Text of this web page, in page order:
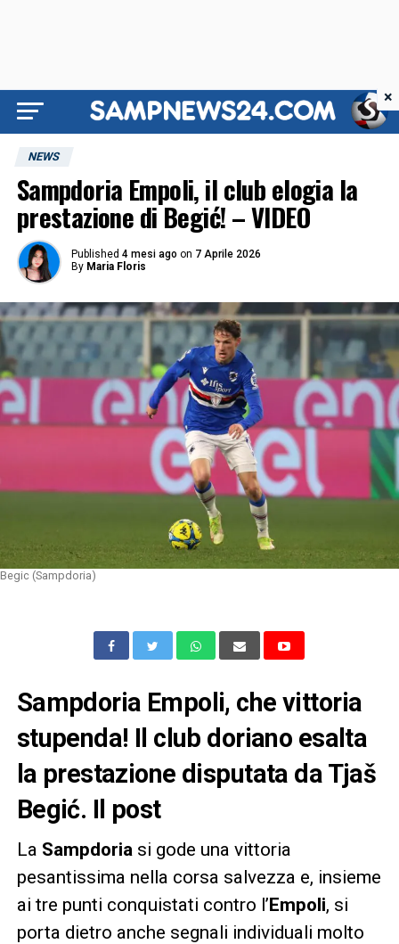
NEWS
Sampdoria Empoli, il club elogia la
prestazione di Begić! – VIDEO
Published 4 mesi ago on 7 Aprile 2026
By Maria Floris
Begic (Sampdoria)
Sampdoria Empoli, che vittoria
stupenda! Il club doriano esalta
la prestazione disputata da Tjaš
Begić. Il post
La Sampdoria si gode una vittoria
pesantissima nella corsa salvezza e, insieme
ai tre punti conquistati contro l’Empoli, si
porta dietro anche segnali individuali molto
×